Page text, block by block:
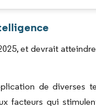
et devrait
de diverses
facteurs qui